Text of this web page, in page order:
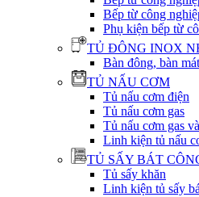
Bếp từ công
Phụ kiện bếp từ
TỦ ĐÔNG INOX
Bàn đông, bàn
TỦ NẤU CƠM
Tủ nấu cơm điện
Tủ nấu cơm gas
Tủ nấu cơm gas
Linh kiện tủ nấu
TỦ SẤY BÁT
Tủ sấy khăn
Linh kiện tủ sấy